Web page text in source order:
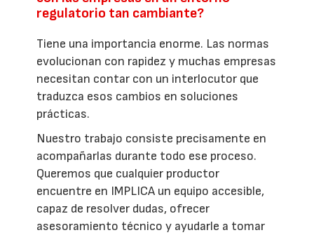
regulatorio tan cambiante?
Tiene una importancia enorme. Las normas
evolucionan con rapidez y muchas empresas
necesitan contar con un interlocutor que
traduzca esos cambios en soluciones
prácticas.
Nuestro trabajo consiste precisamente en
acompañarlas durante todo ese proceso.
Queremos que cualquier productor
encuentre en IMPLICA un equipo accesible,
capaz de resolver dudas, ofrecer
asesoramiento técnico y ayudarle a tomar